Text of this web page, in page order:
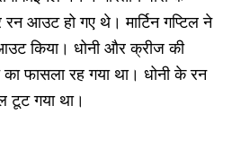
आउट हो गए थे। मार्टिन गप्टिल ने
किया। धोनी और क्रीज की
फासला रह गया था। धोनी के रन
टूट गया था।